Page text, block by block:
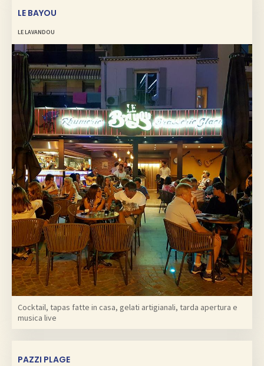
LE BAYOU
LE LAVANDOU
Cocktail, tapas fatte in casa, gelati artigianali, tarda apertura e
musica live
PAZZI PLAGE